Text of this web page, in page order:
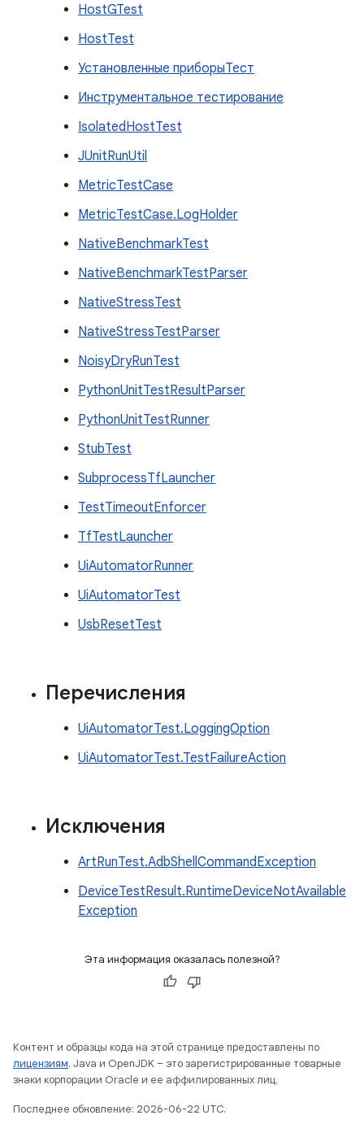
HostGTest
HostTest
Установленные приборыТест
Инструментальное тестирование
IsolatedHostTest
JUnitRunUtil
MetricTestCase
MetricTestCase.LogHolder
NativeBenchmarkTest
NativeBenchmarkTestParser
NativeStressTest
NativeStressTestParser
NoisyDryRunTest
PythonUnitTestResultParser
PythonUnitTestRunner
StubTest
SubprocessTfLauncher
TestTimeoutEnforcer
TfTestLauncher
UiAutomatorRunner
UiAutomatorTest
UsbResetTest
Перечисления
UiAutomatorTest.LoggingOption
UiAutomatorTest.TestFailureAction
Исключения
ArtRunTest.AdbShellCommandException
DeviceTestResult.RuntimeDeviceNotAvailable
Exception
Эта информация оказалась полезной?
Контент и образцы кода на этой странице предоставлены по
лицензиям. Java и OpenJDK – это зарегистрированные товарные
знаки корпорации Oracle и ее аффилированных лиц.
Последнее обновление: 2026-06-22 UTC.